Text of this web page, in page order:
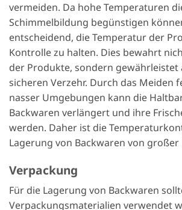
vermeiden. Da hohe Temperaturen
Schimmelbildung begünstigen
entscheidend, die Temperatur der
Kontrolle zu halten. Dies bewahrt
der Produkte, sondern gewährleistet
sicheren Verzehr. Durch das Meiden
nasser Umgebungen kann die
Backwaren verlängert und ihre
werden. Daher ist die
Lagerung von Backwaren von großer
Verpackung
Für die Lagerung von Backwaren
Verpackungsmaterialien verwendet